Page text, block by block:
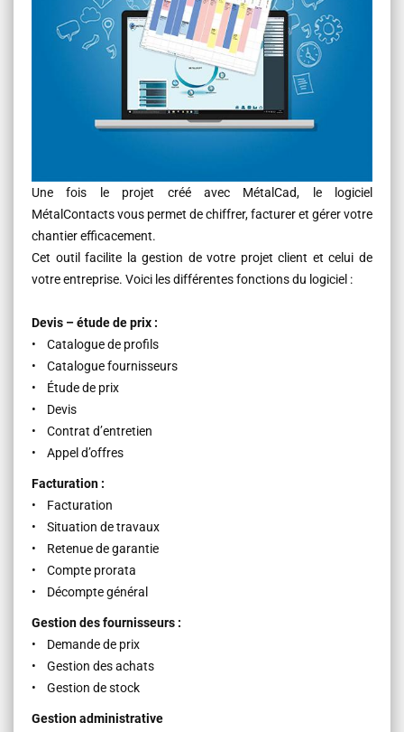
Une fois le projet créé avec MétalCad, le logiciel
MétalContacts vous permet de chiffrer, facturer et gérer votre
chantier efficacement.
Cet outil facilite la gestion de votre projet client et celui de
votre entreprise. Voici les différentes fonctions du logiciel :
Devis – étude de prix :
• Catalogue de profils
• Catalogue fournisseurs
• Étude de prix
• Devis
• Contrat d’entretien
• Appel d’offres
Facturation :
• Facturation
• Situation de travaux
• Retenue de garantie
• Compte prorata
• Décompte général
Gestion des fournisseurs :
• Demande de prix
• Gestion des achats
• Gestion de stock
Gestion administrative